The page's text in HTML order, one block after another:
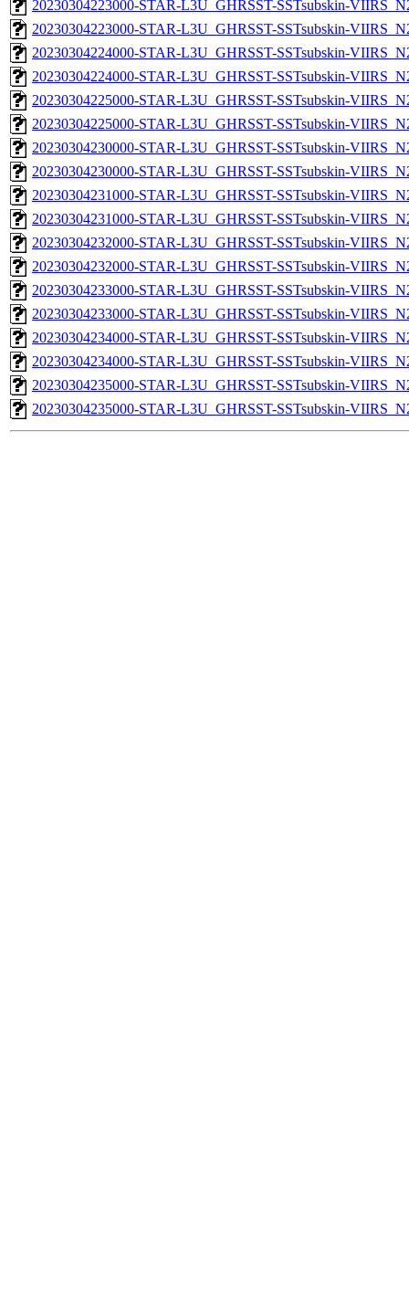
20230304223000-STAR-L3U_GHRSST-SSTsubskin-
20230304223000-STAR-L3U_GHRSST-SSTsubskin-
20230304224000-STAR-L3U_GHRSST-SSTsubskin-
20230304224000-STAR-L3U_GHRSST-SSTsubskin-
20230304225000-STAR-L3U_GHRSST-SSTsubskin-
20230304225000-STAR-L3U_GHRSST-SSTsubskin-
20230304230000-STAR-L3U_GHRSST-SSTsubskin-
20230304230000-STAR-L3U_GHRSST-SSTsubskin-
20230304231000-STAR-L3U_GHRSST-SSTsubskin-
20230304231000-STAR-L3U_GHRSST-SSTsubskin-
20230304232000-STAR-L3U_GHRSST-SSTsubskin-
20230304232000-STAR-L3U_GHRSST-SSTsubskin-
20230304233000-STAR-L3U_GHRSST-SSTsubskin-
20230304233000-STAR-L3U_GHRSST-SSTsubskin-
20230304234000-STAR-L3U_GHRSST-SSTsubskin-
20230304234000-STAR-L3U_GHRSST-SSTsubskin-
20230304235000-STAR-L3U_GHRSST-SSTsubskin-
20230304235000-STAR-L3U_GHRSST-SSTsubskin-